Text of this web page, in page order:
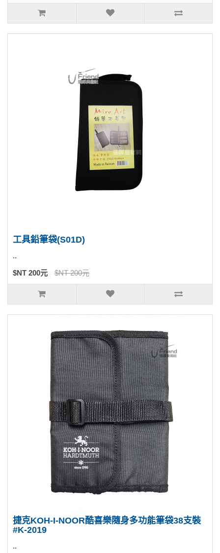
工具鉛筆袋(S01D)
..
$NT 200元 $NT 200元
捷克KOH-I-NOOR酷喜樂隨身多功能筆袋38支裝
#K-2019
..